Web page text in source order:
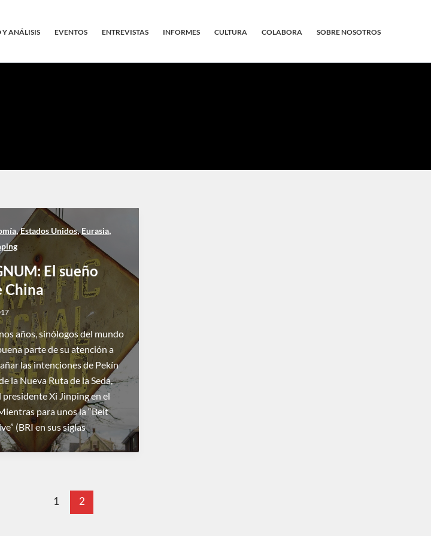
ANÁLISIS EVENTOS ENTREVISTAS INFORMES CULTURA COLABORA SOBRE NOSOTROS
,Estados Unidos,Eurasia,
El sueño
China
años, sinólogos del mundo
parte de su atención a
las intenciones de Pekín
la Nueva Ruta de la Seda,
Xi Jinping en el
para unos la “Belt
(BRI en sus siglas
1 2